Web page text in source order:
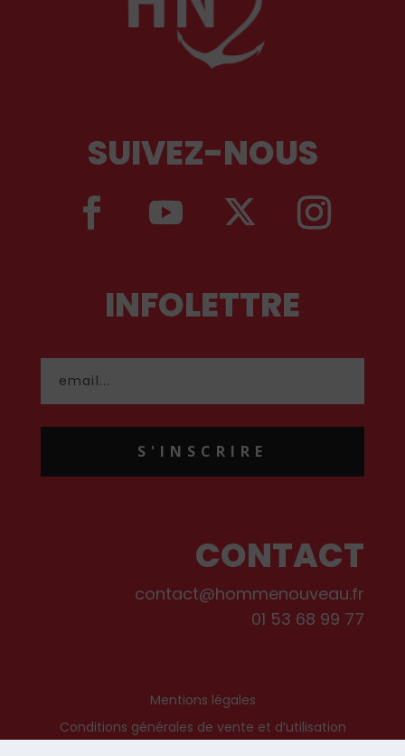
SUIVEZ-NOUS
INFOLETTRE
S'INSCRIRE
CONTACT
contact@hommenouveau.fr
01 53 68 99 77
Mentions légales
Conditions générales de vente et d’utilisation